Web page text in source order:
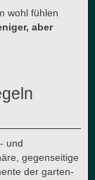
wohl fühlen
aber
und
gegenseitige
der garten-